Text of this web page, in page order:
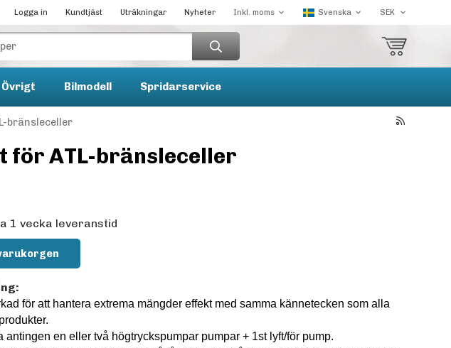
Logga in Kundtjäst Uträkningar Nyheter
Övrigt Bilmodell Spridarservice
bränsleceller
för ATL-bränsleceller
1 vecka leveranstid
för att hantera extrema mängder effekt med samma kännetecken som alla
antingen en eller två högtryckspumpar pumpar + 1st lyft/för pump.